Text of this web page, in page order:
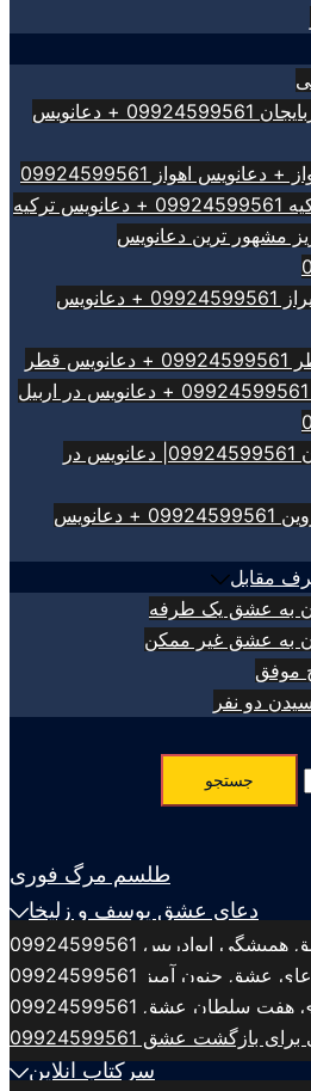
دعانویس در اذربایجان 09924599561 + دعانویس
اهواز 09924599561
ترکیه
مشهور ترین دعانویس
دعانویس در شیراز 09924599561 + دعانویس
دعانویس اربیل 09924599561 + دعانویس در اربیل
دعانویس زاهدان 09924599561| دعانویس در
دعانویس در قزوین 09924599561 + دعانویس
مقابل
به عشق یک طرفه
به عشق غیر ممکن
موفق
دو نفر
طلسم مرگ فوری
دعای عشق یوسف و زلیخا
ابوادریس 09924599561
عشق جنون آمیز 09924599561
سلطان عشق 09924599561
بازگشت عشق 09924599561
سرکتاب انلاین